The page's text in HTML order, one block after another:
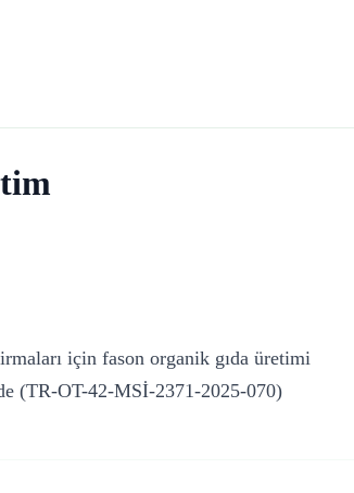
için fason organik gıda üretimi
(TR-OT-42-MSİ-2371-2025-070)